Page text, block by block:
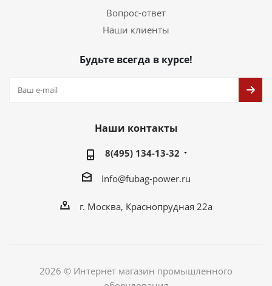
Вопрос-ответ
Наши клиенты
Будьте всегда в курсе!
Наши контакты
8(495) 134-13-32
Info@fubag-power.ru
г. Москва, Краснопрудная 22а
2026 © Интернет магазин промышленного